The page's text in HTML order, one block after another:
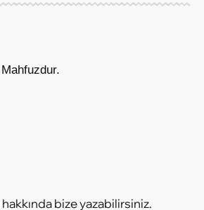
bize yazabilirsiniz.